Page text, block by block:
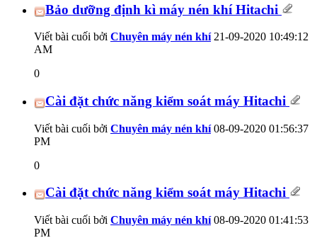
Bảo dưỡng định kì máy nén khí Hitachi
Viết bài cuối bởi Chuyên máy nén khí21-09-2020 10:49:12
AM
0
Cài đặt chức năng kiểm soát máy Hitachi
Viết bài cuối bởi Chuyên máy nén khí08-09-2020 01:56:37
PM
0
Cài đặt chức năng kiểm soát máy Hitachi
Viết bài cuối bởi Chuyên máy nén khí08-09-2020 01:41:53
PM